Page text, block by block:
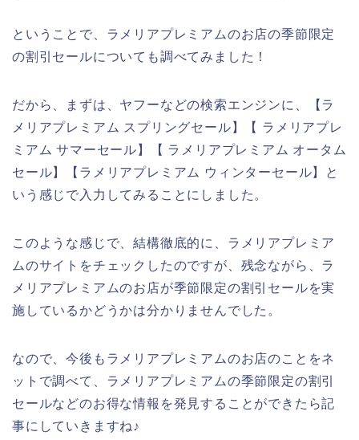
ということで、ラメリアプレミアムのお店の季節限定
の割引セールについても調べてみました！
だから、まずは、ヤフーなどの検索エンジンに、【ラ
メリアプレミアム スプリングセール】【 ラメリアプレ
ミアム サマーセール】【 ラメリアプレミアム オータム
セール】【ラメリアプレミアム ウィンターセール】と
いう感じで入力してみることにしました。
このような感じで、結構徹底的に、ラメリアプレミア
ムのサイトをチェックしたのですが、残念ながら、ラ
メリアプレミアムのお店が季節限定の割引セールを実
施しているかどうかは分かりませんでした。
なので、今後もラメリアプレミアムのお店のことをネ
ットで調べて、ラメリアプレミアムの季節限定の割引
セールなどのお得な情報を発見することができたら記
事にしていきますね♪